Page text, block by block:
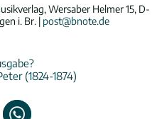
Wersaber Helmer 15, D-
i. Br. | post@bnote.de
(1824-1874)